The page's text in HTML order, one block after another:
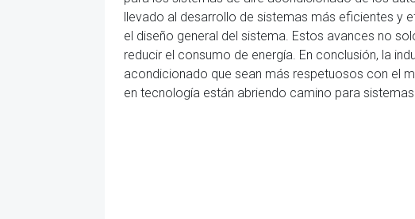
llevado al desarrollo de sistemas más eficientes y
el diseño general del sistema. Estos avances no
reducir el consumo de energía. En conclusión, la
acondicionado que sean más respetuosos con el
en tecnología están abriendo camino para